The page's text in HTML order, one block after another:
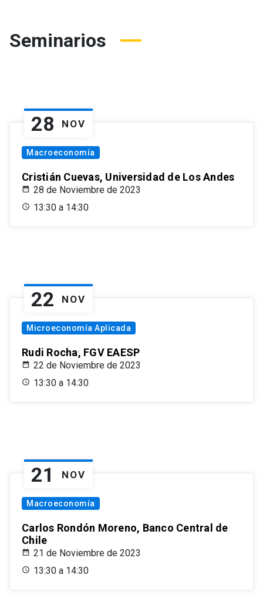
Seminarios
28 NOV
Macroeconomía
Cristián Cuevas, Universidad de Los Andes
28 de Noviembre de 2023
13:30 a 14:30
22 NOV
Microeconomía Aplicada
Rudi Rocha, FGV EAESP
22 de Noviembre de 2023
13:30 a 14:30
21 NOV
Macroeconomía
Carlos Rondón Moreno, Banco Central de
Chile
21 de Noviembre de 2023
13:30 a 14:30